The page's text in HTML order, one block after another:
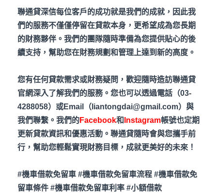
聯通貸深信每位客戶的成功就是我們的成就，因此我
們的服務不僅僅停留在貸款本身，更希望成為您長期
的財務夥伴。我們的團隊隨時準備為您提供貼心的後
續支持，幫助您在財務規劃和管理上達到新的高度。
您有任何貸款需求或財務疑問，歡迎隨時造訪聯通貸
官網深入了解我們的服務。您也可以透過電話（03-
4288058）或Email（liantongdai@gmail.com）與
我們聯繫。我們的Facebook和 Instagram帳號也定期
更新貸款資訊和優惠活動。聯通貸隨時會與您攜手前
行，幫助您輕鬆實現財務目標，成就更美好的未來！
#機車借款免留車 #機車借款免留車流程 #機車借款免
留車條件 #機車借款免留車利率 #小額借款